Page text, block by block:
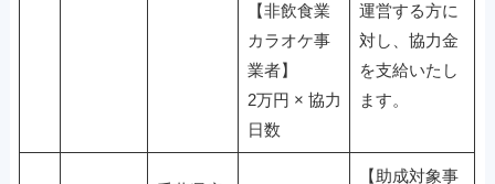
【非飲食業
カラオケ事
業者】
2万円 × 協力
日数
運営する方に
対し、協力金
を支給いたし
ます。
【助成対象事